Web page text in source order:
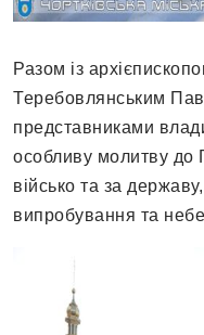
Разом із
Теребовлянським
представниками
особливу молитву до
військо та за
випробування та